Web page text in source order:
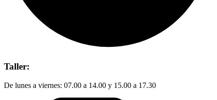
Taller:
De lunes a viernes: 07.00 a 14.00 y 15.00 a 17.30